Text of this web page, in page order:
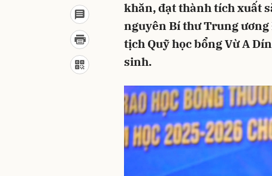
khăn, đạt thành tích xuất
nguyên Bí thư Trung ương
tịch Quỹ học bổng Vừ A
sinh.